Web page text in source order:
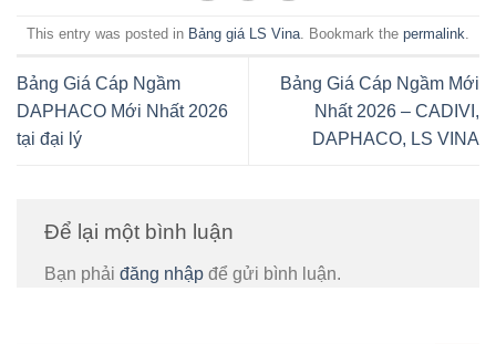
This entry was posted in Bảng giá LS Vina. Bookmark the permalink.
Bảng Giá Cáp Ngầm
DAPHACO Mới Nhất 2026
tại đại lý
Bảng Giá Cáp Ngầm Mới
Nhất 2026 – CADIVI,
DAPHACO, LS VINA
Để lại một bình luận
Bạn phải đăng nhập để gửi bình luận.